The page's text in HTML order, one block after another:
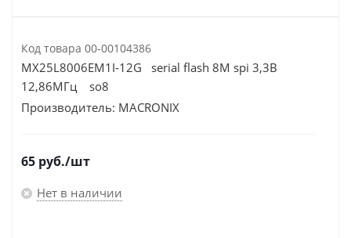
Код товара 00-00104386
MX25L8006EM1I-12G serial flash 8M spi 3,3В
12,86МГц so8
Производитель: MACRONIX
65 руб./шт
Нет в наличии